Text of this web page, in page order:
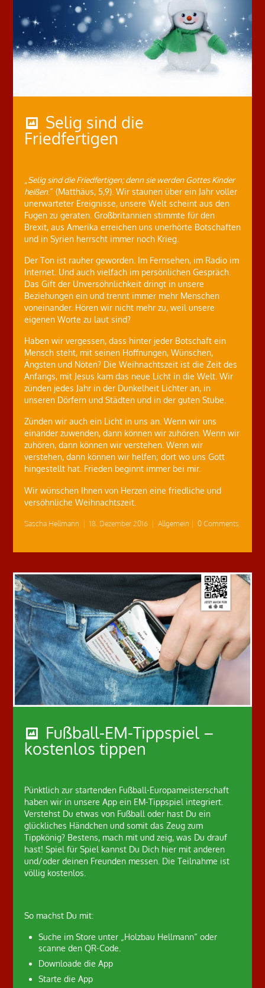
Selig sind die
Friedfertigen
Selig sind die Friedfertigen; denn sie werden Gottes Kinder
heißen.“ (Matthäus, 5,9). Wir staunen über ein Jahr voller
unerwarteter Ereignisse, unsere Welt scheint aus den
Fugen zu geraten. Großbritannien stimmte für den
Brexit, aus Amerika erreichen uns unerhörte Botschaften
und in Syrien herrscht immer noch Krieg.
Der Ton ist rauher geworden. Im Fernsehen, im Radio im
Internet. Und auch vielfach im persönlichen Gespräch.
Das Gift der Unversöhnlichkeit dringt in unsere
Beziehungen ein und trennt immer mehr Menschen
voneinander. Hören wir nicht mehr zu, weil unsere
eigenen Worte zu laut sind?
Haben wir vergessen, dass hinter jeder Botschaft ein
Mensch steht, mit seinen Hoffnungen, Wünschen,
Ängsten und Nöten? Die Weihnachtszeit ist die Zeit des
Anfangs, mit Jesus kam das neue Licht in die Welt. Wir
zünden jedes Jahr in der Dunkelheit Lichter an, in
unseren Dörfern und Städten und in der guten Stube.
Zünden wir auch ein Licht in uns an. Wenn wir uns
einander zuwenden, dann können wir zuhören. Wenn wir
zuhören, dann können wir verstehen. Wenn wir
verstehen, dann können wir helfen; dort wo uns Gott
hingestellt hat. Frieden beginnt immer bei mir.
Wir wünschen Ihnen von Herzen eine friedliche und
versöhnliche Weihnachtszeit.
Sascha Hellmann 18. Dezember 2016 Allgemein 0 Comments
Fußball-EM-Tippspiel –
kostenlos tippen
Pünktlich zur startenden Fußball-Europameisterschaft
haben wir in unsere App ein EM-Tippspiel integriert.
Verstehst Du etwas von Fußball oder hast Du ein
glückliches Händchen und somit das Zeug zum
Tippkönig? Bestens, mach mit und zeig, was Du drauf
hast! Spiel für Spiel kannst Du Dich hier mit anderen
und/oder deinen Freunden messen. Die Teilnahme ist
völlig kostenlos.
So machst Du mit:
Suche im Store unter „Holzbau Hellmann“ oder
scanne den QR-Code.
Downloade die App
Starte die App